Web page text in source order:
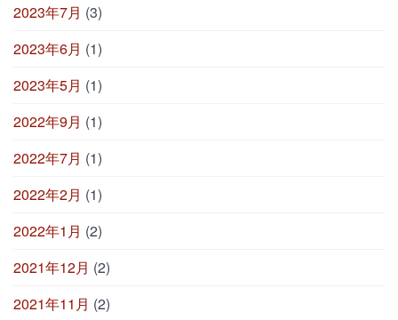
2023年7月 (3)
2023年6月 (1)
2023年5月 (1)
2022年9月 (1)
2022年7月 (1)
2022年2月 (1)
2022年1月 (2)
2021年12月 (2)
2021年11月 (2)